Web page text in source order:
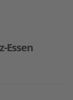
Essen